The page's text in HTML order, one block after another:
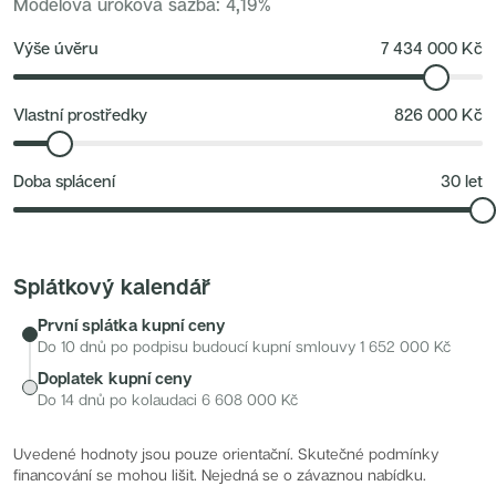
v docházkové vzdálenosti.
Zeleň a volný čas
: Kamýcký les, biotopové jezero Lhotka,
Modelová úroková sazba: 4,19%
Výše úvěru 7 434 000 Kč
Vlastní prostředky 826 000 Kč
Doba splácení 30 let
Splátkový kalendář
První splátka kupní ceny
Do 10 dnů po podpisu budoucí kupní smlouvy 1 652 000 Kč
Doplatek kupní ceny
Do 14 dnů po kolaudaci 6 608 000 Kč
Uvedené hodnoty jsou pouze orientační. Skutečné podmínky
financování se mohou lišit. Nejedná se o závaznou nabídku.
Nové byty 1+kk Královehradecký kraj
Rezidence Grafická
Lihovar Smíchov Jih
Rezidence Starochodovská
Na Spojce 2
Ecovilla Uhříněves
Zenklova 81
Nová Písnice
Semerínka
Hagibor Kappa
Aldrov Resort
Villa Chuchle
Nový byt 3+kk - VARTA
Bělehradská 29
Žít Braník
RANTA Barrandov IV
Střížkovský dvůr
Rezidence Cikorka
Radimský Mlýn